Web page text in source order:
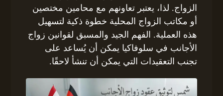
الزواج. لذا، يعتبر تعاونهم مع محامين مختصين
أو مكاتب الزواج المحلية خطوة ذكية لتسهيل
هذه العملية. الفهم الجيد والمسبق لقوانين زواج
الأجانب في سلوفاكيا يمكن أن يُساعد على
تجنب التعقيدات التي يمكن أن تنشأ لاحقًا.